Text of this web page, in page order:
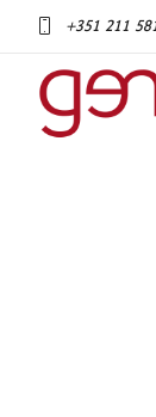
+351 211